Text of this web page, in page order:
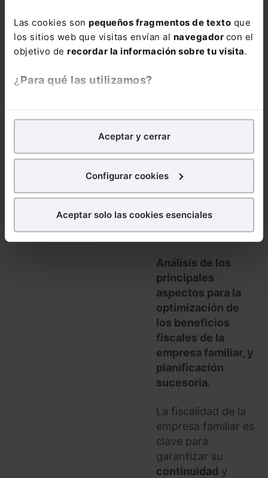
Las cookies son pequeños fragmentos de texto que
los sitios web que visitas envían al navegador con el
objetivo de recordar la información sobre tu visita.
¿Para qué las utilizamos?
analíticospara tratar demejorar tu experienciaen
nuestra página web. También con fines publicitarios,
para poder mostrarte publicidad y contenidos de tu
¿Qué puedes hacer?
en la web sea óptima
todas las cookies excepto aquellas imprescindibles.
las cookies y
seleccionar solo aquellas que quieras permitir en tu
navegador. Si no seleccionas ninguna utilizaremos
las que sean indispensables para la navegación.
Saber más acerca de las cookies
Aceptar y cerrar
Configurar cookies
Aceptar solo las cookies esenciales
DERECHO FISCAL
protocolo familiar
webinar)
320,00
COMPRAR
Análisis de los
principales
aspectos para la
optimización de
los beneficios
fiscales de la
empresa familiar, y
planificación
sucesoria.
La fiscalidad de la
empresa familiar es
clave para
garantizar su
continuidad y